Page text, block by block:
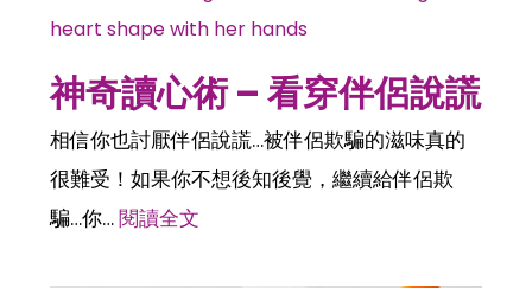
神奇讀心術 – 看穿伴侶說謊
相信你也討厭伴侶說謊…被伴侶欺騙的滋味真的
很難受！如果你不想後知後覺，繼續給伴侶欺
騙…你…閱讀全文